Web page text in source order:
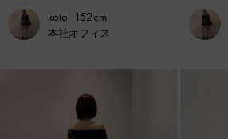
koto 152cm
本社オフィス